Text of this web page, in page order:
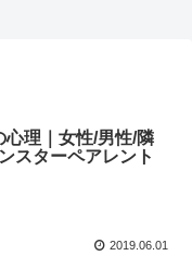
心理｜女性/男性/隣
スターペアレント
2019.06.01